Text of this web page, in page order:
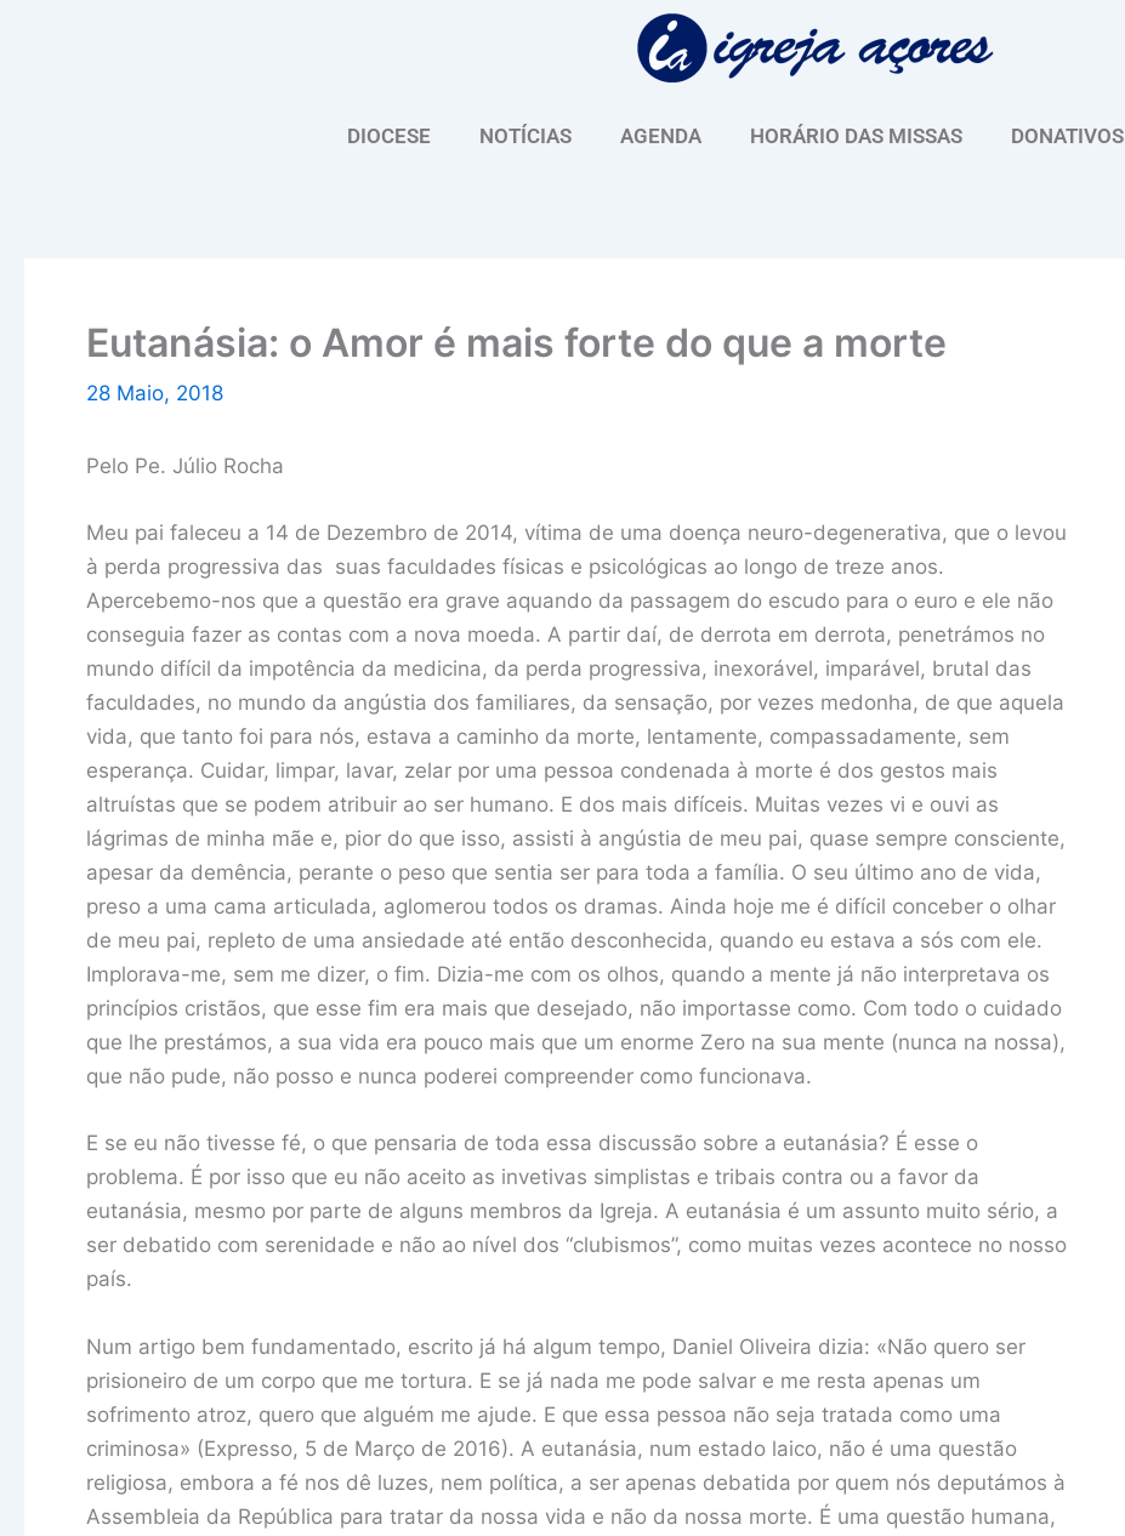
DIOCESE NOTÍCIAS AGENDA HORÁRIO DAS MISSAS DONATIVOS
Eutanásia: o Amor é mais forte do que a morte
28 Maio, 2018
Pelo Pe. Júlio Rocha
Meu pai faleceu a 14 de Dezembro de 2014, vítima de uma doença neuro-degenerativa, que o levou
à perda progressiva das suas faculdades físicas e psicológicas ao longo de treze anos.
Apercebemo-nos que a questão era grave aquando da passagem do escudo para o euro e ele não
conseguia fazer as contas com a nova moeda. A partir daí, de derrota em derrota, penetrámos no
mundo difícil da impotência da medicina, da perda progressiva, inexorável, imparável, brutal das
faculdades, no mundo da angústia dos familiares, da sensação, por vezes medonha, de que aquela
vida, que tanto foi para nós, estava a caminho da morte, lentamente, compassadamente, sem
esperança. Cuidar, limpar, lavar, zelar por uma pessoa condenada à morte é dos gestos mais
altruístas que se podem atribuir ao ser humano. E dos mais difíceis. Muitas vezes vi e ouvi as
lágrimas de minha mãe e, pior do que isso, assisti à angústia de meu pai, quase sempre consciente,
apesar da demência, perante o peso que sentia ser para toda a família. O seu último ano de vida,
preso a uma cama articulada, aglomerou todos os dramas. Ainda hoje me é difícil conceber o olhar
de meu pai, repleto de uma ansiedade até então desconhecida, quando eu estava a sós com ele.
Implorava-me, sem me dizer, o fim. Dizia-me com os olhos, quando a mente já não interpretava os
princípios cristãos, que esse fim era mais que desejado, não importasse como. Com todo o cuidado
que lhe prestámos, a sua vida era pouco mais que um enorme Zero na sua mente (nunca na nossa),
que não pude, não posso e nunca poderei compreender como funcionava.
E se eu não tivesse fé, o que pensaria de toda essa discussão sobre a eutanásia? É esse o
problema. É por isso que eu não aceito as invetivas simplistas e tribais contra ou a favor da
eutanásia, mesmo por parte de alguns membros da Igreja. A eutanásia é um assunto muito sério, a
ser debatido com serenidade e não ao nível dos “clubismos”, como muitas vezes acontece no nosso
país.
Num artigo bem fundamentado, escrito já há algum tempo, Daniel Oliveira dizia: «Não quero ser
prisioneiro de um corpo que me tortura. E se já nada me pode salvar e me resta apenas um
sofrimento atroz, quero que alguém me ajude. E que essa pessoa não seja tratada como uma
criminosa» (Expresso, 5 de Março de 2016). A eutanásia, num estado laico, não é uma questão
religiosa, embora a fé nos dê luzes, nem política, a ser apenas debatida por quem nós deputámos à
Assembleia da República para tratar da nossa vida e não da nossa morte. É uma questão humana,